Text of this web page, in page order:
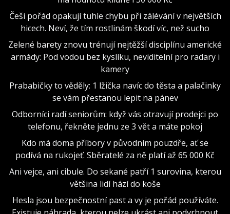
Češi pořád opakují tuhle chybu při zálévání v největších
hicech. Neví, že tím rostlinám škodí víc, než sucho
Zelené barety znovu trénují nejtěžší disciplínu americké
armády: Pod vodou bez kyslíku, neviditelní pro radary i
kamery
Prababičky to věděly: 1 lžička navíc do těsta a palačinky
se vám přestanou lepit na pánev
Odborníci radí seniorům: když vás otravují prodejci po
telefonu, řekněte jednu ze 3 vět a máte pokoj
Kdo má doma příbory v původním pouzdře, ať se
podívá na rukojeť. Sběratelé za ně platí až 65 000 Kč
Ani vejce, ani cibule. Do sekané patří 1 surovina, kterou
většina lidí hází do koše
Hesla jsou bezpečnostní past a vy je pořád používáte.